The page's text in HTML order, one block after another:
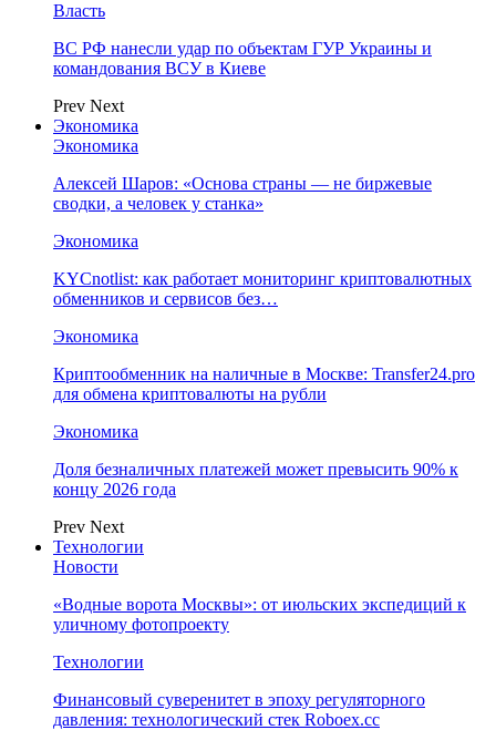
Власть
ВС РФ нанесли удар по объектам ГУР Украины и
командования ВСУ в Киеве
Prev Next
Экономика
Экономика
Алексей Шаров: «Основа страны — не биржевые
сводки, а человек у станка»
Экономика
KYCnotlist: как работает мониторинг криптовалютных
обменников и сервисов без…
Экономика
Криптообменник на наличные в Москве: Transfer24.pro
для обмена криптовалюты на рубли
Экономика
Доля безналичных платежей может превысить 90% к
концу 2026 года
Prev Next
Технологии
Новости
«Водные ворота Москвы»: от июльских экспедиций к
уличному фотопроекту
Технологии
Финансовый суверенитет в эпоху регуляторного
давления: технологический стек Roboex.cc